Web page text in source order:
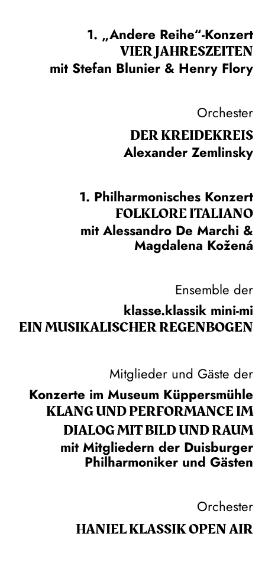
1. „Andere Reihe“-Konzert
VIER JAHRESZEITEN
mit Stefan Blunier & Henry Flory
Orchester
DER KREIDE­KREIS
Alexander Zemlinsky
1. Philharmonisches Konzert
FOLKLORE ITALIANO
mit Alessandro De Marchi &
Magdalena Kožená
Ensemble der
klasse.klassik mini-mi
EIN MUSIKALISCHER REGENBOGEN
Mitglieder und Gäste der
Konzerte im Museum Küppersmühle
KLANG UND PERFORMANCE IM
DIALOG MIT BILD UND RAUM
mit Mitgliedern der Duisburger
Philharmoniker und Gästen
Orchester
HANIEL KLASSIK OPEN AIR